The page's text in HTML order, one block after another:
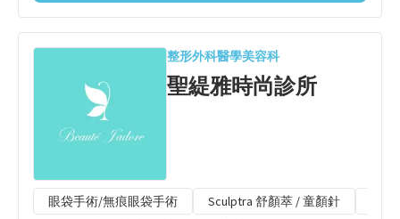
整形外科醫學美容科
聖緹雅時尚診所
眼袋手術/無痕眼袋手術 Sculptra 舒顏萃 / 童顏針